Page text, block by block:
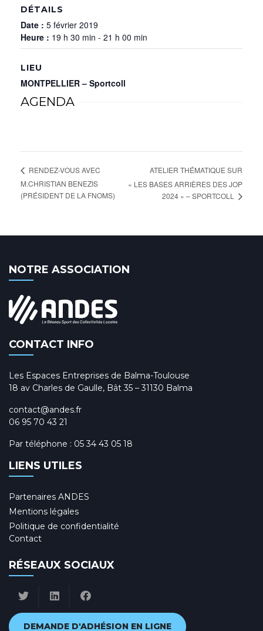
DÉTAILS
Date : 5 février 2019
Heure : 19 h 30 min - 21 h 00 min
LIEU
MONTPELLIER – Sportcoll
AGENDA
RENDEZ-VOUS AVEC
M.CHRISTIAN BENEZIS
(PRÉSIDENT DE LA FNOMS)
ATELIER THÉMATIQUE SUR
« LES BASES ARRIÈRES DES JOP
2024 » – SPORTCOLL
NOTRE ASSOCIATION
CONTACT INFO
Les Espaces Entreprises de Balma-Toulouse
18 av Charles de Gaulle, Bât 35 – 31130 Balma
contact@andes.fr
06 95 70 43 21
Par téléphone : 05 34 43 05 18
LIENS UTILES
Partenaires ANDES
Mentions légales
Politique de confidentialité
Contact
RÉSEAUX SOCIAUX
DEMANDE D'ADHÉSION EN LIGNE